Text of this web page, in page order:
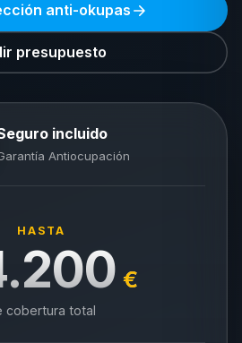
anti-okupas
presupuesto
incluido
Antiocupación
HASTA
€
cobertura total